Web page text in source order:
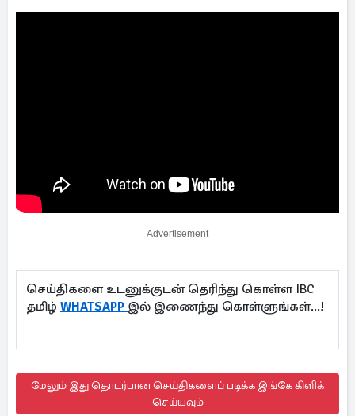
Advertisement
செய்திகளை உடனுக்குடன் தெரிந்து கொள்ள IBC
தமிழ் WHATSAPP இல் இணைந்து கொள்ளுங்கள்...!
மேலும் இது தொடர்பான செய்திகளைப் படிக்க இங்கே கிளிக்
செய்யவும்